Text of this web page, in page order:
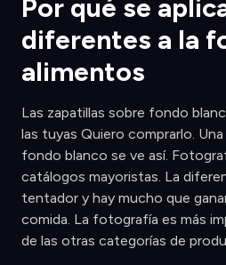
Por qué se
diferentes a la
alimentos
Las zapatillas sobre fondo
las tuyas Quiero comprarlo.
fondo blanco se ve así.
catálogos mayoristas. La
tentador y hay mucho que
comida. La fotografía es más
de las otras categorías de